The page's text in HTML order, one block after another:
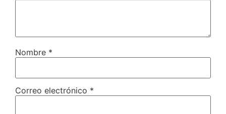
Nombre *
Correo electrónico *